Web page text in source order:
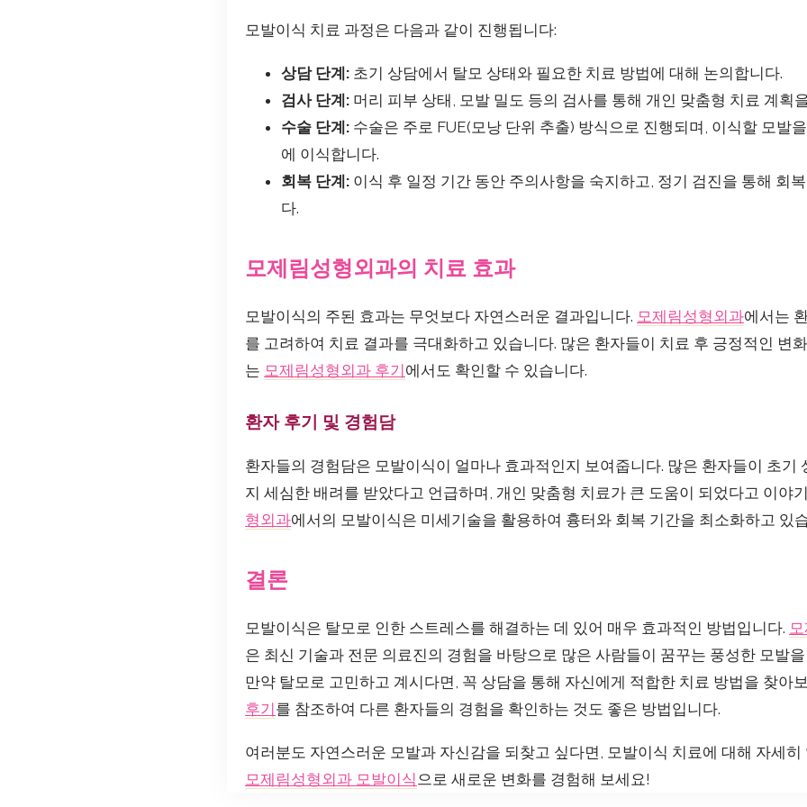
모발이식 치료 과정은 다음과 같이 진행됩니다:
상담 단계: 초기 상담에서 탈모 상태와 필요한 치료 방법에 대해 논의합니다.
검사 단계: 머리 피부 상태, 모발 밀도 등의 검사를 통해 개인 맞춤형 치료 계획
수술 단계: 수술은 주로 FUE(모낭 단위 추출) 방식으로 진행되며, 이식할 모발
에 이식합니다.
회복 단계: 이식 후 일정 기간 동안 주의사항을 숙지하고, 정기 검진을 통해 회
다.
모제림성형외과의 치료 효과
모발이식의 주된 효과는 무엇보다 자연스러운 결과입니다. 모제림성형외과에서는
를 고려하여 치료 결과를 극대화하고 있습니다. 많은 환자들이 치료 후 긍정적인 변
는 모제림성형외과 후기 에서도 확인할 수 있습니다.
환자 후기 및 경험담
환자들의 경험담은 모발이식이 얼마나 효과적인지 보여줍니다. 많은 환자들이 초기
지 세심한 배려를 받았다고 언급하며, 개인 맞춤형 치료가 큰 도움이 되었다고 이야
형외과에서의 모발이식은 미세기술을 활용하여 흉터와 회복 기간을 최소화하고 있
결론
모발이식은 탈모로 인한 스트레스를 해결하는 데 있어 매우 효과적인 방법입니다.
은 최신 기술과 전문 의료진의 경험을 바탕으로 많은 사람들이 꿈꾸는 풍성한 모발
만약 탈모로 고민하고 계시다면, 꼭 상담을 통해 자신에게 적합한 치료 방법을 찾아
후기를 참조하여 다른 환자들의 경험을 확인하는 것도 좋은 방법입니다.
여러분도 자연스러운 모발과 자신감을 되찾고 싶다면, 모발이식 치료에 대해 자세
모제림성형외과 모발이식 으로 새로운 변화를 경험해 보세요!